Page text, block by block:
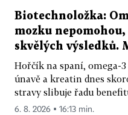
Biotechnoložka:
mozku
skvělých výsledků.
Hořčík na spaní, omega-
únavě a kreatin dnes
stravy slibuje řadu
6. 8. 2026 ▪ 16:13 min.